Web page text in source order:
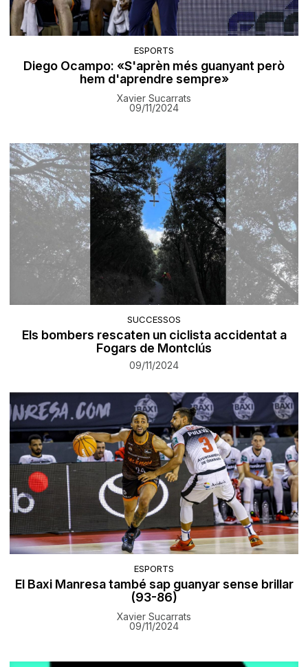
ESPORTS
Diego Ocampo: «S'aprèn més guanyant però
hem d'aprendre sempre»
Xavier Sucarrats
09/11/2024
SUCCESSOS
Els bombers rescaten un ciclista accidentat a
Fogars de Montclús
09/11/2024
ESPORTS
El Baxi Manresa també sap guanyar sense brillar
(93-86)
Xavier Sucarrats
09/11/2024